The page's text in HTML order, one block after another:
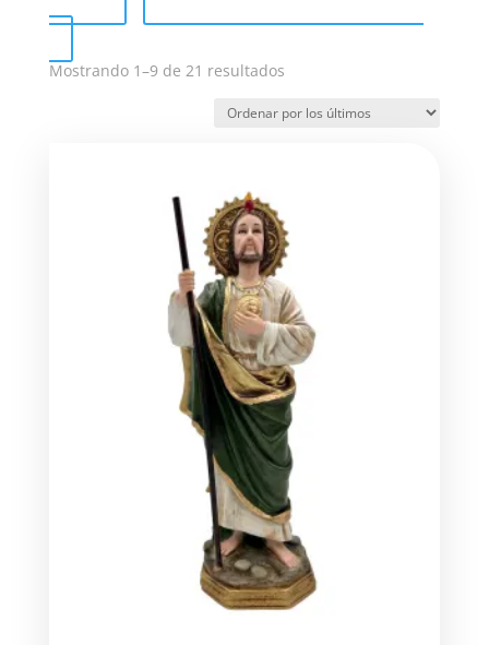
Mostrando 1–9 de 21 resultadosOrdenado
los